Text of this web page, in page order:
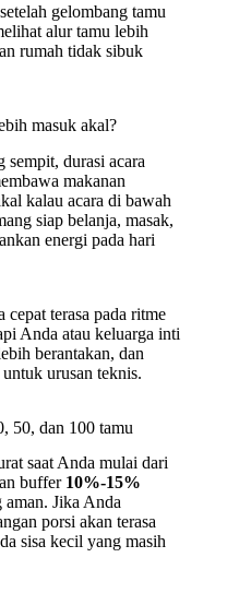
gelombang tamu
alur tamu lebih
rumah tidak sibuk
masuk akal?
durasi acara
makanan
kalau acara di bawah
siap belanja, masak,
energi pada hari
terasa pada ritme
Anda atau keluarga inti
berantakan, dan
urusan teknis.
50, dan 100 tamu
saat Anda mulai dari
buffer 10%-15%
aman. Jika Anda
porsi akan terasa
sisa kecil yang masih